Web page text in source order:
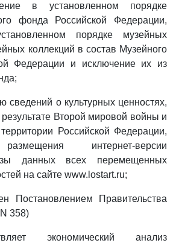
в установленном порядке
фонда Российской Федерации,
порядке музейных
коллекций в состав Музейного
Федерации и исключение их из
сведений о культурных ценностях,
Второй мировой войны и
Российской Федерации,
интернет-версии
данных всех перемещенных
на сайте www.lostart.ru;
Постановлением Правительства
358)
экономический анализ